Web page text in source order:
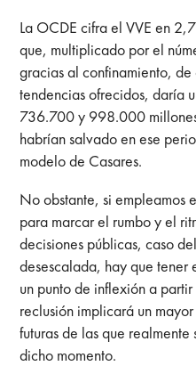
La OCDE cifra el VVE en
que, multiplicado por el
gracias al confinamiento,
tendencias ofrecidos, daría
736.700 y 998.000
habrían salvado en ese
modelo de Casares.
No obstante, si empleamos
para marcar el rumbo y el
decisiones públicas, caso
desescalada, hay que tener
un punto de inflexión a
reclusión implicará un
futuras de las que
dicho momento.